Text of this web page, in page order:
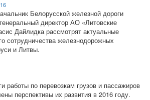
Белорусской железной дороги
директор АО «Литовские
Дайлидка рассмотрят актуальные
сотрудничества железнодорожных
и Литвы.
работы по перевозкам грузов и пассажиров
перспективы их развития в 2016 году.